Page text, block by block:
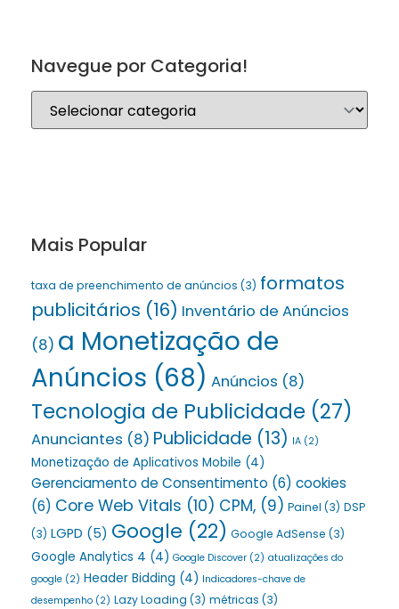
Navegue por Categoria!
Mais Popular
taxa de preenchimento de anúncios (3) formatos
publicitários (16) Inventário de Anúncios
(8) a Monetização de
Anúncios (68) Anúncios (8)
Tecnologia de Publicidade (27)
Anunciantes (8) Publicidade (13) IA (2)
Monetização de Aplicativos Mobile (4)
Gerenciamento de Consentimento (6) cookies
(6) Core Web Vitals (10) CPM, (9) Painel (3) DSP
(3) LGPD (5) Google (22) Google AdSense (3)
Google Analytics 4 (4) Google Discover (2) atualizações do
google (2) Header Bidding (4) Indicadores-chave de
desempenho (2) Lazy Loading (3) métricas (3)